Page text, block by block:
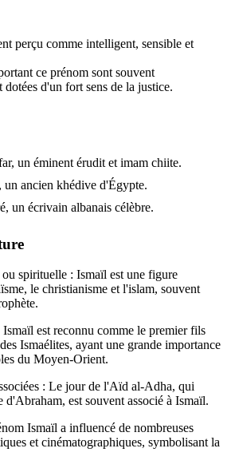
perçu comme intelligent, sensible et
ce prénom sont souvent
dotées d'un fort sens de la justice.
un éminent érudit et imam chiite.
un ancien khédive d'Égypte.
un écrivain albanais célèbre.
spirituelle : Ismaïl est une figure
le christianisme et l'islam, souvent
est reconnu comme le premier fils
Ismaélites, ayant une grande importance
du Moyen-Orient.
: Le jour de l'Aïd al-Adha, qui
d'Abraham, est souvent associé à Ismaïl.
Ismaïl a influencé de nombreuses
et cinématographiques, symbolisant la